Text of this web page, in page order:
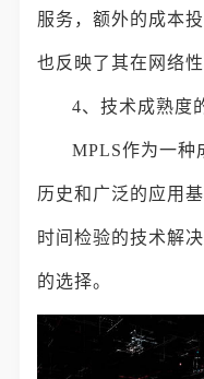
服务，额外的成本
也反映了其在网络
4、技术成熟度
MPLS作为一种
历史和广泛的应用
时间检验的技术解
的选择。